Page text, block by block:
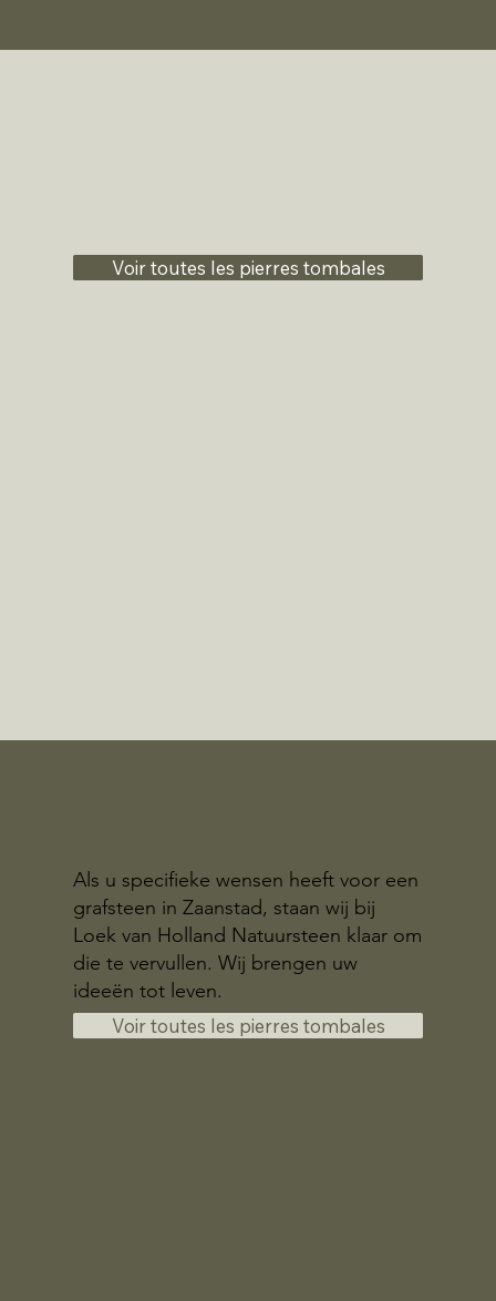
Voir toutes les pierres tombales
Als u specifieke wensen heeft voor een
grafsteen in Zaanstad, staan wij bij
Loek van Holland Natuursteen klaar om
die te vervullen. Wij brengen uw
ideeën tot leven.
Voir toutes les pierres tombales